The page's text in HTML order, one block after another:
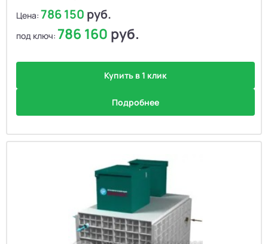
Цена: 786 150 руб.
под ключ: 786 160 руб.
Купить в 1 клик
Подробнее